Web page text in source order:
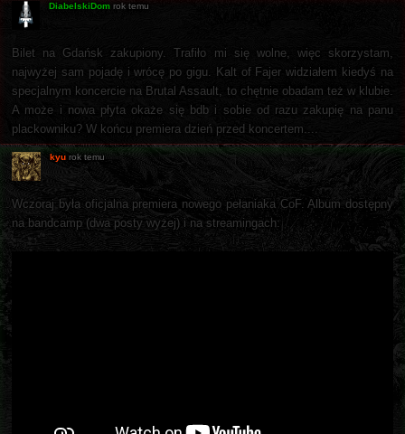
DiabelskiDom rok temu
Bilet na Gdańsk zakupiony. Trafiło mi się wolne, więc skorzystam,
najwyżej sam pojadę i wrócę po gigu. Kalt of Fajer widziałem kiedyś na
specjalnym koncercie na Brutal Assault, to chętnie obadam też w klubie.
A może i nowa płyta okaże się bdb i sobie od razu zakupię na panu
plackowniku? W końcu premiera dzień przed koncertem....
kyu rok temu
Wczoraj była oficjalna premiera nowego pełaniaka CoF. Album dostępny
na bandcamp (dwa posty wyżej) i na streamingach: